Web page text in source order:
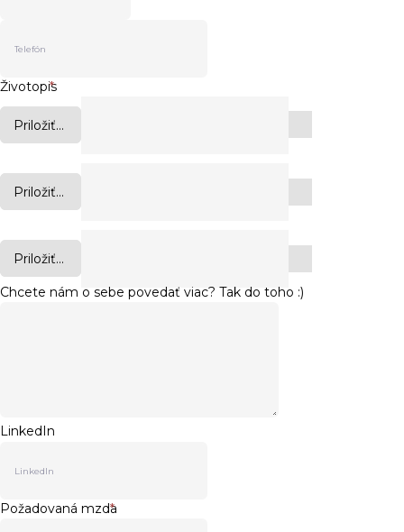
Životopis
*
Priložiť...
Priložiť...
Priložiť...
Chcete nám o sebe povedať viac? Tak do toho :)
LinkedIn
Požadovaná mzda
*